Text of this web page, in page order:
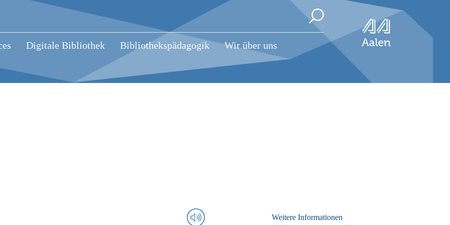
Digitale Bibliothek Bibliothekspädagogik Wir über uns
Weitere Informationen